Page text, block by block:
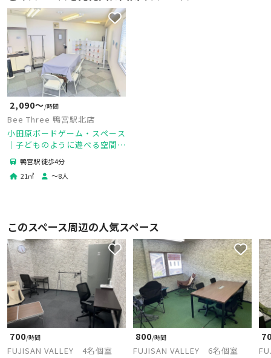
2,090〜/時間
Bee Three 鴨宮駅北店
小田原ボードゲーム・スペース
│子どものように遊べる空間
を。旅館やホテルでの「あの時
間」を楽しめます！
鴨宮駅 徒歩4分
21㎡ 〜8人
このスペース周辺の人気スペース
700/時間
FUJISAN VALLEY 4名個室
800/時間
FUJISAN VALLEY 6名個室